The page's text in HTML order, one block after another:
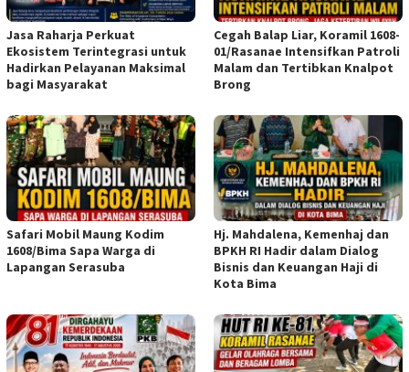
Jasa Raharja Perkuat
Ekosistem Terintegrasi untuk
Hadirkan Pelayanan Maksimal
bagi Masyarakat
Cegah Balap Liar, Koramil 1608-
01/Rasanae Intensifkan Patroli
Malam dan Tertibkan Knalpot
Brong
Safari Mobil Maung Kodim
1608/Bima Sapa Warga di
Lapangan Serasuba
Hj. Mahdalena, Kemenhaj dan
BPKH RI Hadir dalam Dialog
Bisnis dan Keuangan Haji di
Kota Bima